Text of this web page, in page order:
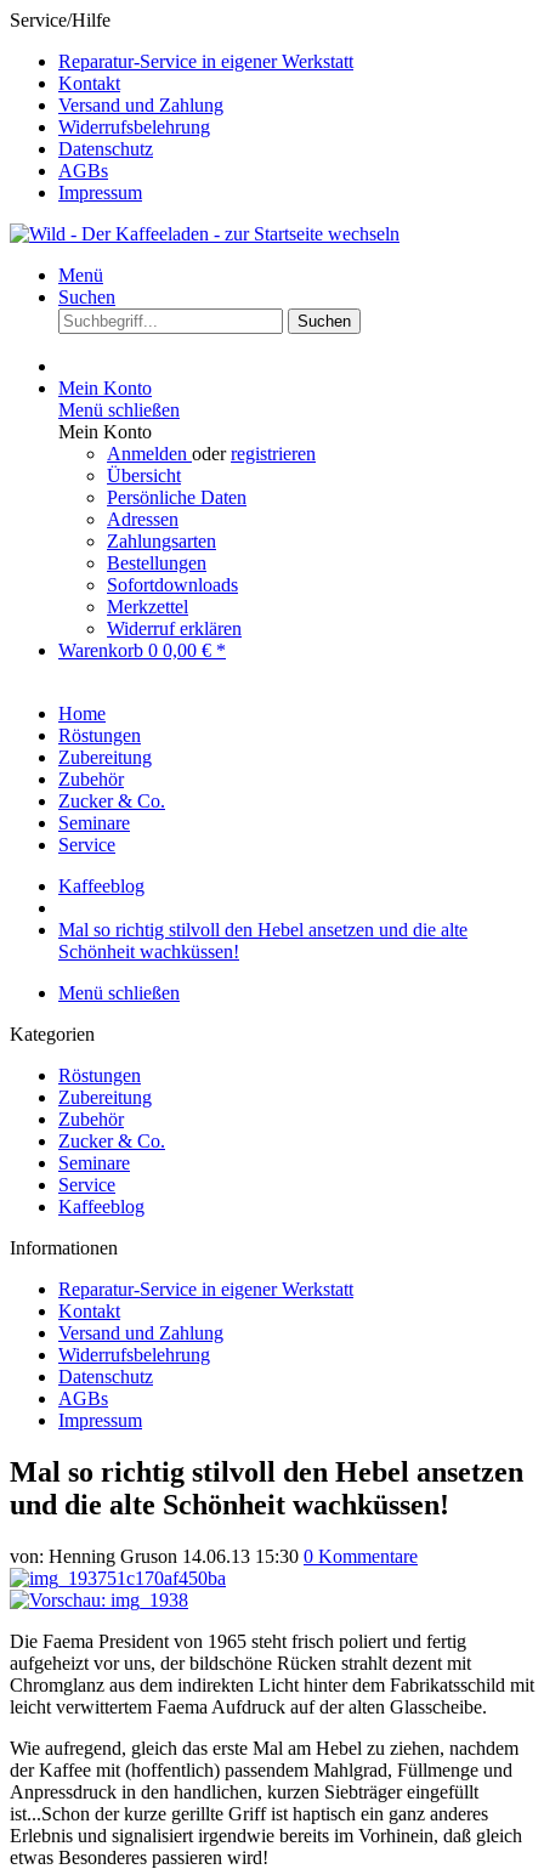
Service/Hilfe
Reparatur-Service in eigener Werkstatt
Kontakt
Versand und Zahlung
Widerrufsbelehrung
Datenschutz
AGBs
Impressum
Menü
Suchen
Suchen
Mein Konto
Menü schließen
Mein Konto
Anmelden oderregistrieren
Übersicht
Persönliche Daten
Adressen
Zahlungsarten
Bestellungen
Sofortdownloads
Merkzettel
Widerruf erklären
Warenkorb 0 0,00 € *
Home
Röstungen
Zubereitung
Zubehör
Zucker & Co.
Seminare
Service
Kaffeeblog
Mal so richtig stilvoll den Hebel ansetzen und die alte
Schönheit wachküssen!
Menü schließen
Kategorien
Röstungen
Zubereitung
Zubehör
Zucker & Co.
Seminare
Service
Kaffeeblog
Informationen
Reparatur-Service in eigener Werkstatt
Kontakt
Versand und Zahlung
Widerrufsbelehrung
Datenschutz
AGBs
Impressum
Mal so richtig stilvoll den Hebel ansetzen
und die alte Schönheit wachküssen!
von: Henning Gruson 14.06.13 15:30 0 Kommentare
Die Faema President von 1965 steht frisch poliert und fertig
aufgeheizt vor uns, der bildschöne Rücken strahlt dezent mit
Chromglanz aus dem indirekten Licht hinter dem Fabrikatsschild mit
leicht verwittertem Faema Aufdruck auf der alten Glasscheibe.
Wie aufregend, gleich das erste Mal am Hebel zu ziehen, nachdem
der Kaffee mit (hoffentlich) passendem Mahlgrad, Füllmenge und
Anpressdruck in den handlichen, kurzen Siebträger eingefüllt
ist...Schon der kurze gerillte Griff ist haptisch ein ganz anderes
Erlebnis und signalisiert irgendwie bereits im Vorhinein, daß gleich
etwas Besonderes passieren wird!